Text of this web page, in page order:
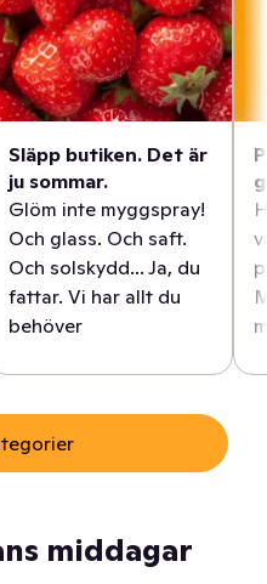
Släpp butiken. Det är
ju sommar.
Glöm inte myggspray!
Och glass. Och saft.
Och solskydd... Ja, du
fattar. Vi har allt du
behöver
middagar